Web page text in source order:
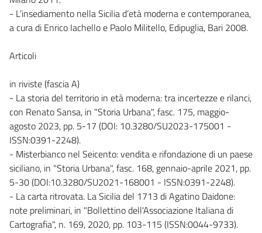
- L’insediamento nella Sicilia d’età moderna e contemporanea,
a cura di Enrico Iachello e Paolo Militello, Edipuglia, Bari 2008.
Articoli
in riviste (fascia A)
- La storia del territorio in età moderna: tra incertezze e rilanci,
con Renato Sansa, in "Storia Urbana", fasc. 175, maggio-
agosto 2023, pp. 5-17 (DOI: 10.3280/SU2023-175001 -
ISSN:0391-2248).
- Misterbianco nel Seicento: vendita e rifondazione di un paese
siciliano, in "Storia Urbana", fasc. 168, gennaio-aprile 2021, pp.
5-30 (DOI:10.3280/SU2021-168001 - ISSN:0391-2248).
- La carta ritrovata. La Sicilia del 1713 di Agatino Daidone:
note preliminari, in "Bollettino dell'Associazione Italiana di
Cartografia", n. 169, 2020, pp. 103-115 (ISSN:0044-9733).